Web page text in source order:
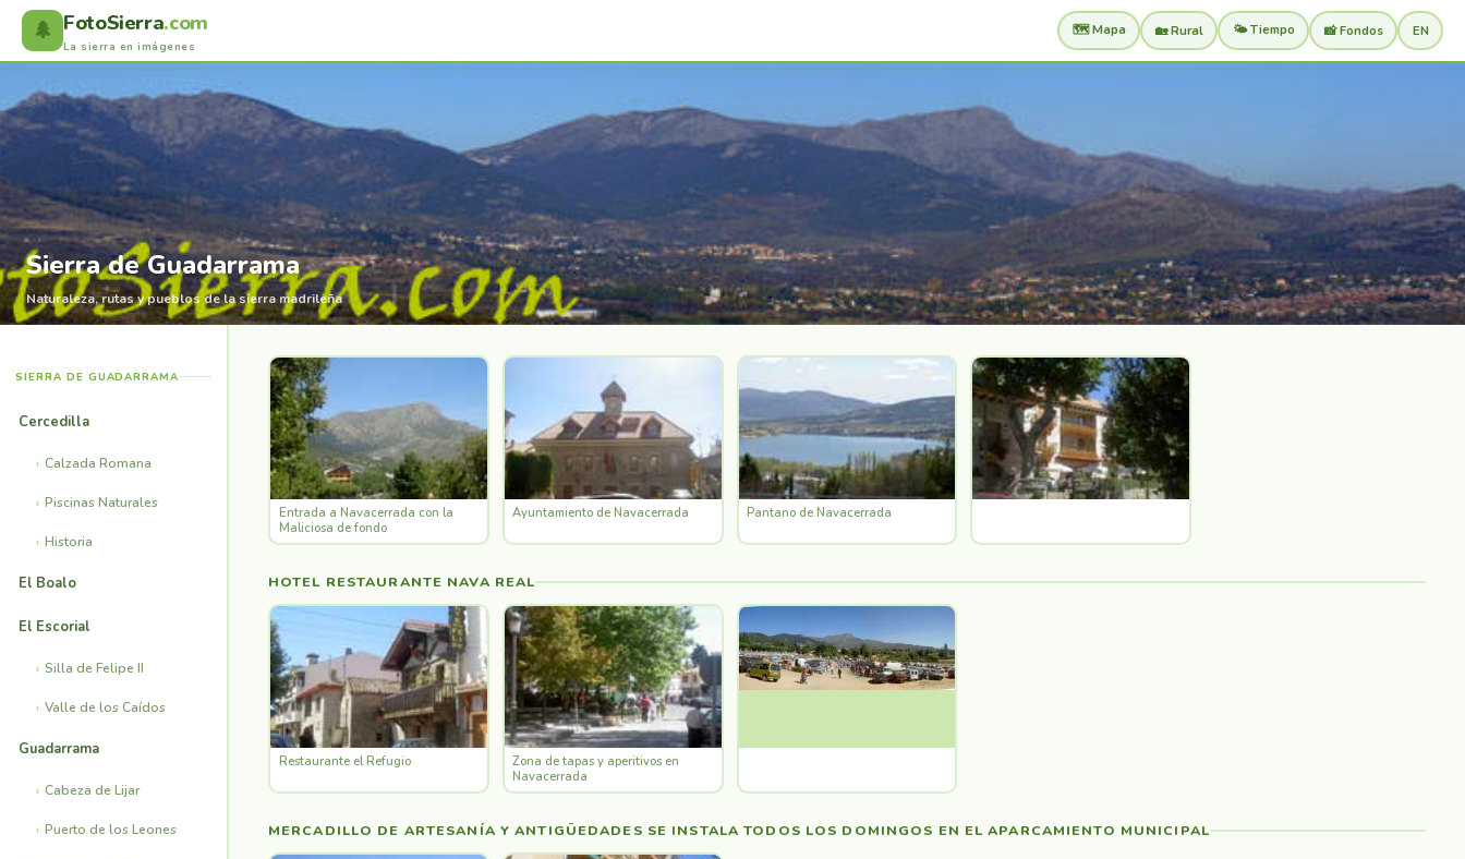
🌲 FotoSierra.com
La sierra en imágenes
🗺️ Mapa 🏡 Rural 🌤️ Tiempo 📸 Fondos EN
Sierra de Guadarrama
Naturaleza, rutas y pueblos de la sierra madrileña
SIERRA DE GUADARRAMA
Cercedilla
Calzada Romana
Piscinas Naturales
Historia
El Boalo
El Escorial
Silla de Felipe II
Valle de los Caídos
Guadarrama
Cabeza de Lijar
Puerto de los Leones
Entrada a Navacerrada con la
Maliciosa de fondo
Ayuntamiento de Navacerrada Pantano de Navacerrada
HOTEL RESTAURANTE NAVA REAL
Restaurante el Refugio
Zona de tapas y aperitivos en
Navacerrada
MERCADILLO DE ARTESANÍA Y ANTIGÜEDADES SE INSTALA TODOS LOS DOMINGOS EN EL APARCAMIENTO MUNICIPAL